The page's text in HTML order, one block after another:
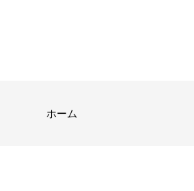
ホーム